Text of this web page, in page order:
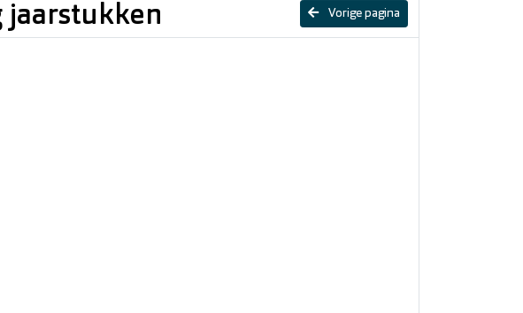
Vorige pagina
jaarstukken